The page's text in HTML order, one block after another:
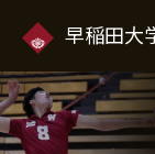
早稲田大